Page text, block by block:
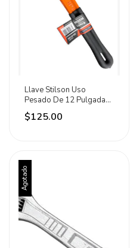
Llave Stilson Uso
Pesado De 12 Pulgadas
Mango Rubber Fumetax
Naranja
$125.00
Agotado